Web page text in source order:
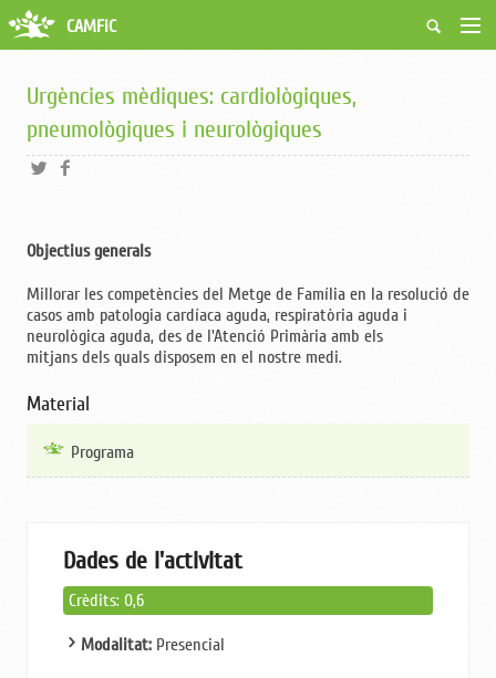
Qui som
Activitats
Borsa de treball
Grups i Vocalies
CAMFiC
Urgències mèdiques: cardiològiques,
pneumològiques i neurològiques
Objectius generals
Millorar les competències del Metge de Família en la resolució de
casos amb patologia cardíaca aguda, respiratòria aguda i
neurològica aguda, des de l'Atenció Primària amb els
mitjans dels quals disposem en el nostre medi.
Material
Programa
Dades de l'activitat
Crèdits: 0,6
Modalitat: Presencial